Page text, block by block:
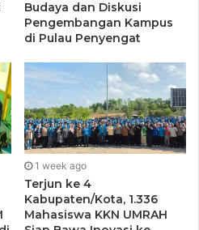
“berdampak”. Menurutnya,
tinggi harus berpijak pada
masyarakat dan
otonom dan akuntabel agar
dampak langsung
utama dalam menjawab
Emas 2045,” ujarnya.
Budaya dan Diskusi
Pengembangan Kampus
di Pulau Penyengat
1 week ago
Terjun ke 4
Kabupaten/Kota, 1.336
Mahasiswa KKN UMRAH